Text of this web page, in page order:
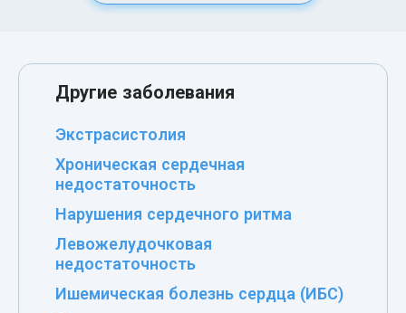
Другие заболевания
Экстрасистолия
Хроническая сердечная
недостаточность
Нарушения сердечного ритма
Левожелудочковая
недостаточность
Ишемическая болезнь сердца (ИБС)